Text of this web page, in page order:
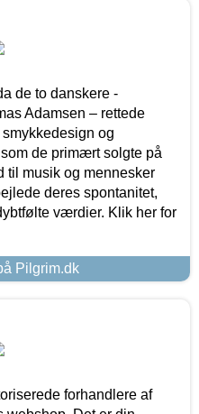
de to danskere -
Adamsen – rettede
og
de primært solgte på
til musik og mennesker
deres spontanitet,
værdier. Klik her for
Pilgrim.dk
forhandlere af